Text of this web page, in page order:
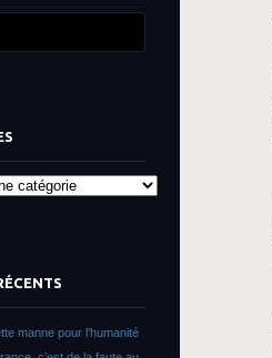
manne pour l’humanité